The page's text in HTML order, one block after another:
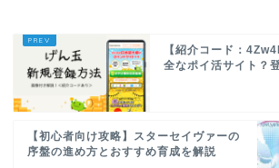
【紹介コード：
全なポイ活サイト？
【初心者向け攻略】スターセイヴァーの
序盤の進め方とおすすめ育成を解説